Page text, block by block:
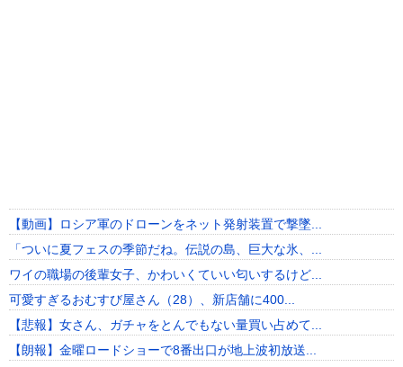
【動画】ロシア軍のドローンをネット発射装置で撃墜...
「ついに夏フェスの季節だね。伝説の島、巨大な氷、...
ワイの職場の後輩女子、かわいくていい匂いするけど...
可愛すぎるおむすび屋さん（28）、新店舗に400...
【悲報】女さん、ガチャをとんでもない量買い占めて...
【朗報】金曜ロードショーで8番出口が地上波初放送...